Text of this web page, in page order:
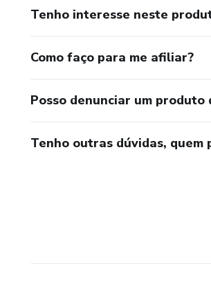
Tenho interesse neste
Como faço para me afiliar?
Posso denunciar um
Tenho outras dúvidas, quem